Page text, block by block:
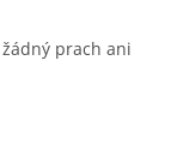
prach ani